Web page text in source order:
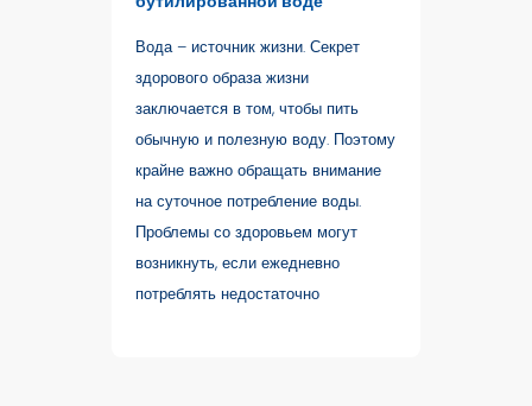
Вода – источник жизни. Секрет
здорового образа жизни
заключается в том, чтобы пить
обычную и полезную воду. Поэтому
крайне важно обращать внимание
на суточное потребление воды.
Проблемы со здоровьем могут
возникнуть, если ежедневно
потреблять недостаточно